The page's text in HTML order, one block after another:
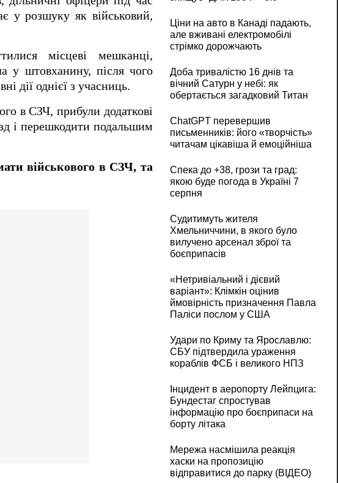
у розшуку як військовий,
місцеві мешканці,
у штовханину, після чого
дії однієї з учасниць.
в СЗЧ, прибули додаткові
і перешкодити подальшим
військового в СЗЧ, та
Ціни на авто в Канаді падають,
але вживані електромобілі
стрімко дорожчають
Доба тривалістю 16 днів та
вічний Сатурн у небі: як
обертається загадковий Титан
ChatGPT перевершив
письменників: його «творчість»
читачам цікавіша й емоційніша
Спека до +38, грози та град:
якою буде погода в Україні 7
серпня
Судитимуть жителя
Хмельниччини, в якого було
вилучено арсенал зброї та
боєприпасів
«Нетривіальний і дієвий
варіант»: Клімкін оцінив
ймовірність призначення Павла
Паліси послом у США
Удари по Криму та Ярославлю:
СБУ підтвердила ураження
кораблів ФСБ і великого НПЗ
Інцидент в аеропорту Лейпцига:
Бундестаг спростував
інформацію про боєприпаси на
борту літака
Мережа насмішила реакція
хаски на пропозицію
відправитися до парку (ВІДЕО)